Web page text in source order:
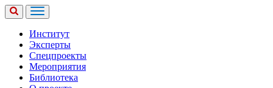
Институт
Эксперты
Спецпроекты
Мероприятия
Библиотека